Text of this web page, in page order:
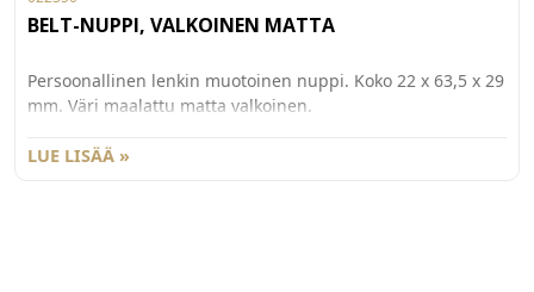
BELT-NUPPI, VALKOINEN MATTA
Persoonallinen lenkin muotoinen nuppi. Koko 22 x 63,5 x 29
mm. Väri maalattu matta valkoinen.
LUE LISÄÄ »